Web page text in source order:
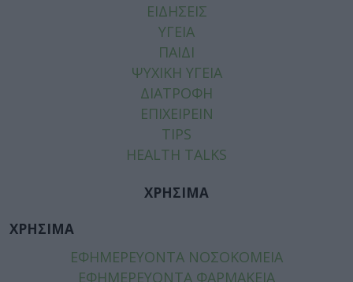
ΕΙΔΗΣΕΙΣ
ΥΓΕΙΑ
ΠΑΙΔΙ
ΨΥΧΙΚΗ ΥΓΕΙΑ
ΔΙΑΤΡΟΦΗ
ΕΠΙΧΕΙΡΕΙΝ
TIPS
HEALTH TALKS
ΧΡΗΣΙΜΑ
ΧΡΗΣΙΜΑ
ΕΦΗΜΕΡΕΥΟΝΤΑ ΝΟΣΟΚΟΜΕΙΑ
ΕΦΗΜΕΡΕΥΟΝΤΑ ΦΑΡΜΑΚΕΙΑ